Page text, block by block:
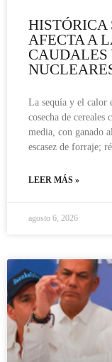
HISTÓRICA
AFECTA A
CAUDALES
La sequía y el calor
cosecha de
media, con ganado
escasez de forraje;
LEER MÁS »
agosto 6, 2026